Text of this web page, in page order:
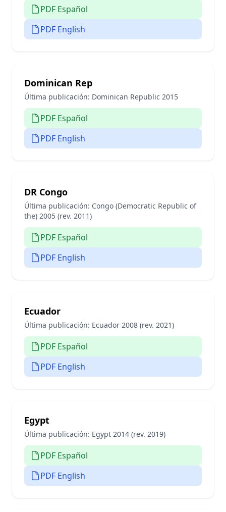
PDF Español
PDF English
Dominican Rep
Última publicación: Dominican Republic 2015
PDF Español
PDF English
DR Congo
Última publicación: Congo (Democratic Republic of
the) 2005 (rev. 2011)
PDF Español
PDF English
Ecuador
Última publicación: Ecuador 2008 (rev. 2021)
PDF Español
PDF English
Egypt
Última publicación: Egypt 2014 (rev. 2019)
PDF Español
PDF English